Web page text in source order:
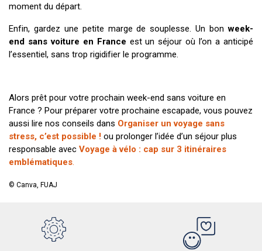
moment du départ.
Enfin, gardez une petite marge de souplesse. Un bonweek-
end sans voiture en France est un séjour où l’on a anticipé
l’essentiel, sans trop rigidifier le programme.
Alors prêt pour votre prochain week-end sans voiture en
France ? Pour préparer votre prochaine escapade, vous pouvez
aussi lire nos conseils dans Organiser un voyage sans
stress, c’est possible ! ou prolonger l’idée d’un séjour plus
responsable avec Voyage à vélo : cap sur 3 itinéraires
emblématiques.
© Canva, FUAJ